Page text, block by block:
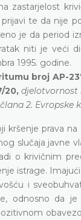
zastarjelost
te da nije
je da period
niti je veći
1995. godine.
broj AP-
20, djelotvornost
2. Evropske
kršenje prava
slučaja javne
o krivičnim
istrage.
i
odnosno da